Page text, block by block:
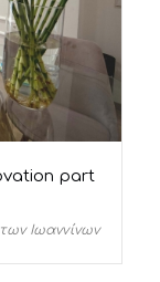
part
Ιωαννίνων